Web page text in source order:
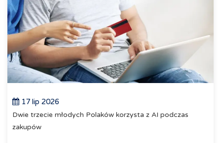
17 lip 2026
Dwie trzecie młodych Polaków korzysta z AI podczas
zakupów